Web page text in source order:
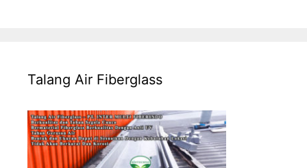
Talang Air Fiberglass